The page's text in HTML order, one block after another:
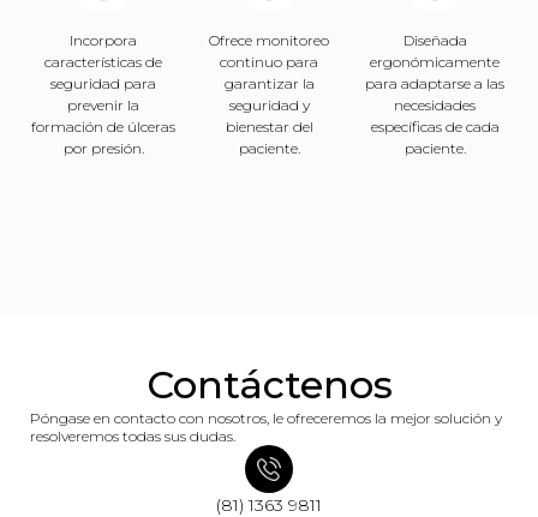
Incorpora
características de
seguridad para
prevenir la
formación de úlceras
por presión.
Ofrece monitoreo
continuo para
garantizar la
seguridad y
bienestar del
paciente.
Diseñada
ergonómicamente
para adaptarse a las
necesidades
específicas de cada
paciente.
Contáctenos
Póngase en contacto con nosotros, le ofreceremos la mejor solución y
resolveremos todas sus dudas.
(81) 1363 9811